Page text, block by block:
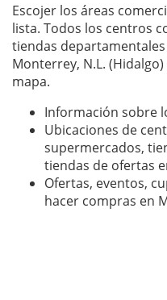
Escojer los áreas comerciales en
lista. Todos los centros
tiendas
Monterrey, N.L.
mapa.
Información sobre
Ubicaciones de
supermercados,
tiendas de ofertas
Ofertas, eventos,
hacer compras en